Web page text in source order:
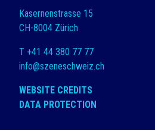
Kasernenstrasse 15
CH-8004 Zürich
T +41 44 380 77 77
info@szeneschweiz.ch
WEBSITE CREDITS
DATA PROTECTION